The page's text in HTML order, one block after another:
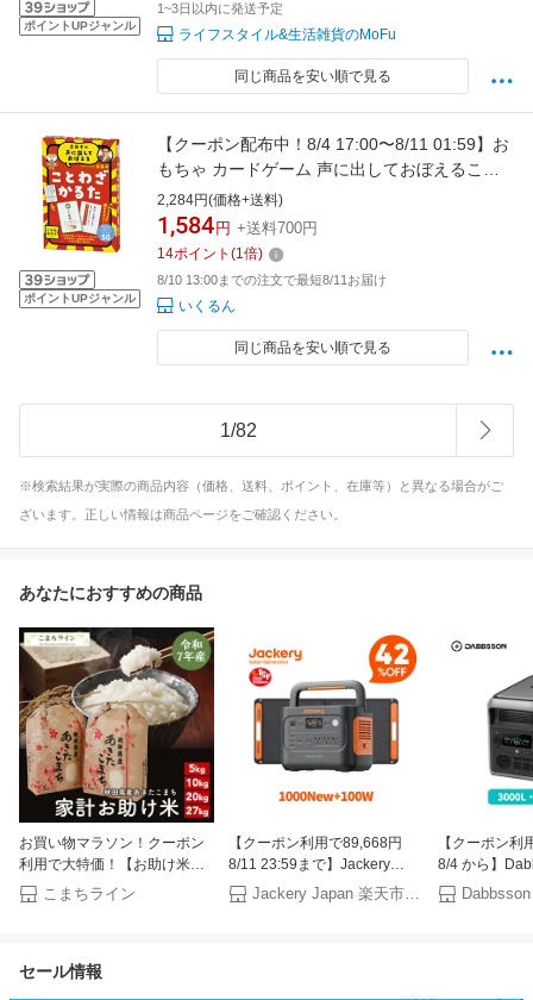
ポイントUPジャンル
1~3日以内に発送予定
ライフスタイル&生活雑貨のMoFu
同じ商品を安い順で見る
ポイントUPジャンル
【クーポン配布中！8/4 17:00〜8/11 01:59】お
もちゃ カードゲーム 声に出しておぼえること
わざかるた 新装版 幻冬舎
2,284円(価格+送料)
1,584 円 +送料700円
14ポイント (1倍)
8/10 13:00までの注文で最短8/11お届け
いくるん
同じ商品を安い順で見る
1/82
※検索結果が実際の商品内容（価格、送料、ポイント、在庫等）と異なる場合がご
ざいます。正しい情報は商品ページをご確認ください。
あなたにおすすめの商品
お買い物マラソン！クーポン
利用で大特価！【お助け米】
令和7年産 あきたこまち 家計
お助け米 農家直送便 5kg 10kg
子】プレゼント付き
こまちライン
【クーポン利用で89,668円
8/11 23:59まで】Jackery
Solar Generator 1000 New
1070Wh 100W ポータブル電
Jackery Japan 楽天市場店
【クーポン利
8/4 から】
ポータブル電
半固体リン酸
Dabbsson
セール情報